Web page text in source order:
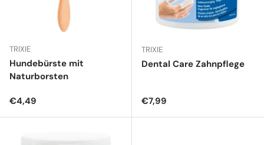
TRIXIE
Hundebürste mit
Naturborsten
Normaler Preis
€4,49
TRIXIE
Dental Care Zahnpflege
Normaler Preis
€7,99